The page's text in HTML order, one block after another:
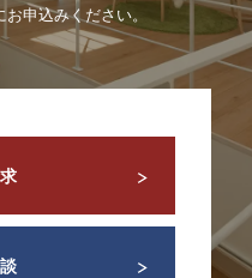
申込みください。